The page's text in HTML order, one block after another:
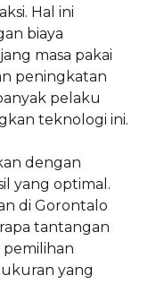
Hal ini
biaya
masa pakai
peningkatan
pelaku
teknologi ini.
dengan
yang optimal.
di Gorontalo
tantangan
pemilihan
yang